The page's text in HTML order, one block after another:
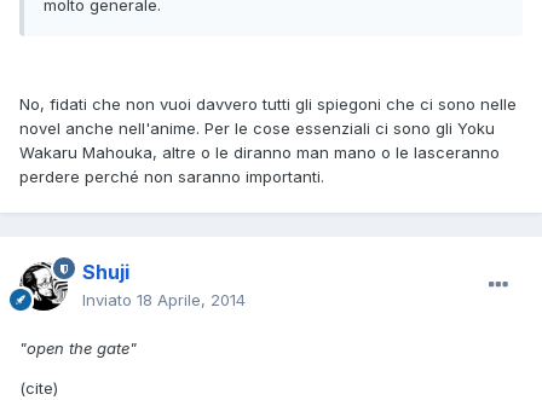
molto generale.
No, fidati che non vuoi davvero tutti gli spiegoni che ci sono nelle
novel anche nell'anime. Per le cose essenziali ci sono gli Yoku
Wakaru Mahouka, altre o le diranno man mano o le lasceranno
perdere perché non saranno importanti.
Shuji
Inviato 18 Aprile, 2014
"open the gate"
(cite)